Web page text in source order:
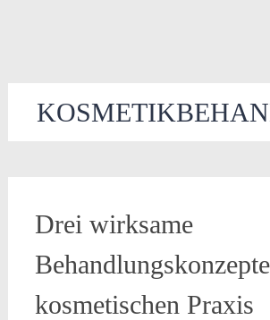
Drei wirksame
kosmetischen Praxis